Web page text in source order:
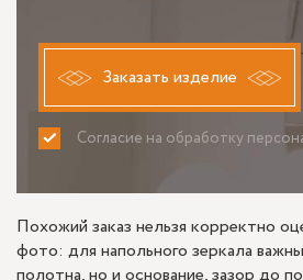
Заказать изделие
Согласие на обработку
ПРИНИМАЮ НЕ
Похожий заказ нельзя корректно
фото: для напольного зеркала